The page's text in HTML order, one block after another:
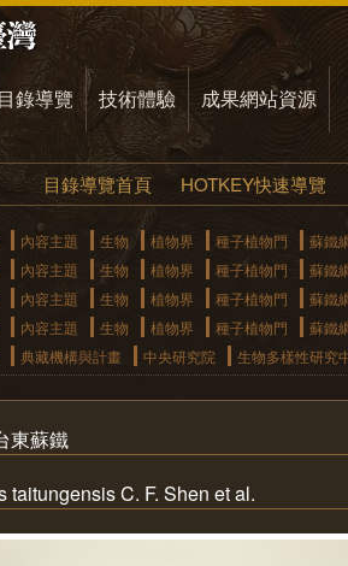
目錄導覽 技術體驗 成果網站資源
目錄導覽首頁 HOTKEY快速導覽
內容主題 生物 植物界 種子植物門
蘇鐵
內容主題 生物 植物界 種子植物門
蘇鐵
內容主題 生物 植物界 種子植物門
蘇鐵
內容主題 生物 植物界 種子植物門
蘇鐵
典藏機構與計畫 中央研究院 生物多樣性研究
東蘇鐵
taitungensis C. F. Shen et al.